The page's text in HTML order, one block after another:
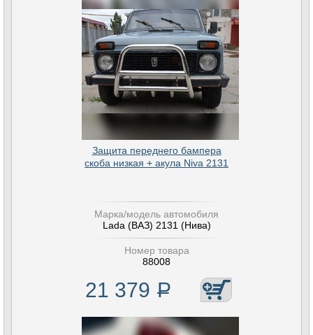
Защита переднего бампера
скоба низкая + акула Niva 2131
Марка/модель автомобиля
Lada (ВАЗ) 2131 (Нива)
Номер товара
88008
21 379 Р